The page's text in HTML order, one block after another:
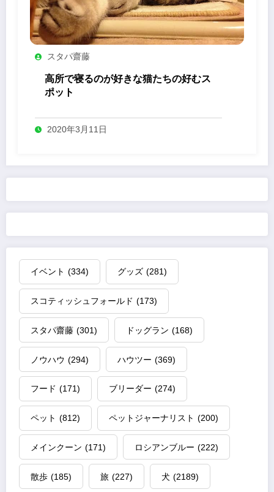
スタパ齋藤
高所で寝るのが好きな猫たちの好むス
ポット
2020年3月11日
イベント (334) グッズ (281)
スコティッシュフォールド (173)
スタパ齋藤 (301) ドッグラン (168)
ノウハウ (294) ハウツー (369)
フード (171) ブリーダー (274)
ペット (812) ペットジャーナリスト (200)
メインクーン (171) ロシアンブルー (222)
散歩 (185) 旅 (227) 犬 (2189)